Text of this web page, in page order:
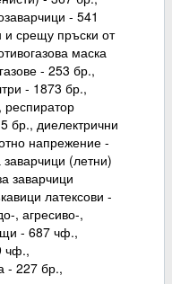
- 541
срещу пръски от
маска
- 253 бр.,
- 1873 бр.,
бр., диелектрични
напрежение -
(летни)
заварчици
латексови -
, агресиво-,
- 687 чф.,
чф.,
- 227 бр.,